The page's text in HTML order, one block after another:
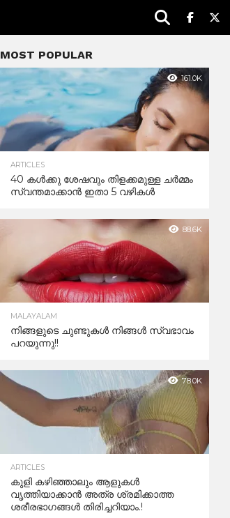
MOST POPULAR
161.0K
ARTICLES
40 കൾക്കു ശേഷവും തിളക്കമുള്ള ചർമ്മം
സ്വന്തമാക്കാൻ ഇതാ 5 വഴികൾ
88.6K
MALAYALAM
നിങ്ങളുടെ ചുണ്ടുകൾ നിങ്ങൾ സ്വഭാവം
പറയുന്നു!!
78.0K
ARTICLES
കുളി കഴിഞ്ഞാലും ആളുകള്‍
വൃത്തിയാക്കാന്‍ അത്ര ശ്രമിക്കാത്ത
ശരീരഭാഗങ്ങള്‍ തിരിച്ചറിയാം.!